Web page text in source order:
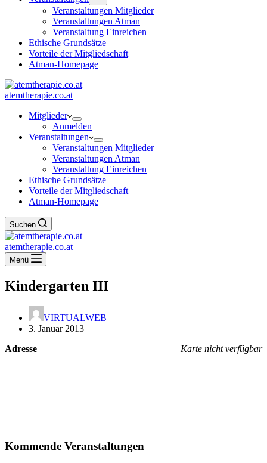
Veranstaltungen Mitglieder
Veranstaltungen Atman
Veranstaltung Einreichen
Ethische Grundsätze
Vorteile der Mitgliedschaft
Atman-Homepage
atemtherapie.co.at
Mitglieder
Anmelden
Veranstaltungen
Veranstaltungen Mitglieder
Veranstaltungen Atman
Veranstaltung Einreichen
Ethische Grundsätze
Vorteile der Mitgliedschaft
Atman-Homepage
Suchen
atemtherapie.co.at
Menü
Kindergarten III
VIRTUALWEB
3. Januar 2013
Karte nicht verfügbar
Adresse
Kommende Veranstaltungen